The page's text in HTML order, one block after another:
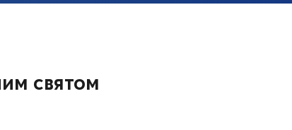
святом